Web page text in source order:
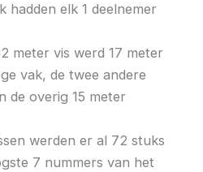
hadden elk 1 deelnemer
meter vis werd 17 meter
vak, de twee andere
de overig 15 meter
werden er al 72 stuks
7 nummers van het